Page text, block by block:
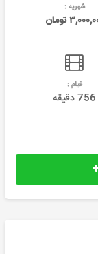
شهریه :
تومان
فیلم :
756 دقیقه